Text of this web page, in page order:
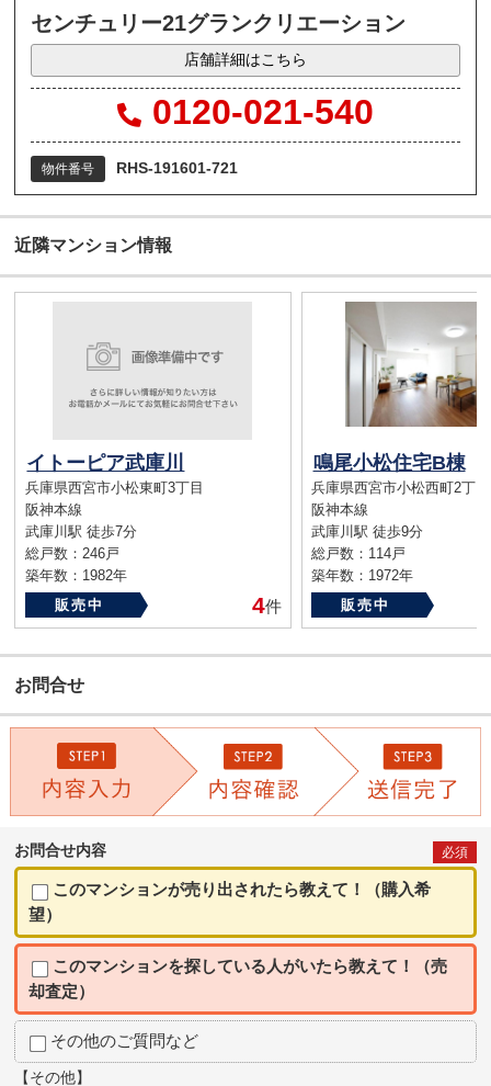
センチュリー21グランクリエーション
店舗詳細はこちら
0120-021-540
物件番号 RHS-191601-721
近隣マンション情報
イトーピア武庫川
兵庫県西宮市小松東町3丁目
阪神本線
武庫川駅 徒歩7分
総戸数：246戸
築年数：1982年
販売中
4件
鳴尾小松住宅B棟
兵庫県西宮市小松西町2丁目
阪神本線
武庫川駅 徒歩9分
総戸数：114戸
築年数：1972年
販売中
お問合せ
お問合せ内容 必須
このマンションが売り出されたら教えて！（購入希
望）
このマンションを探している人がいたら教えて！（売
却査定）
その他のご質問など
【その他】